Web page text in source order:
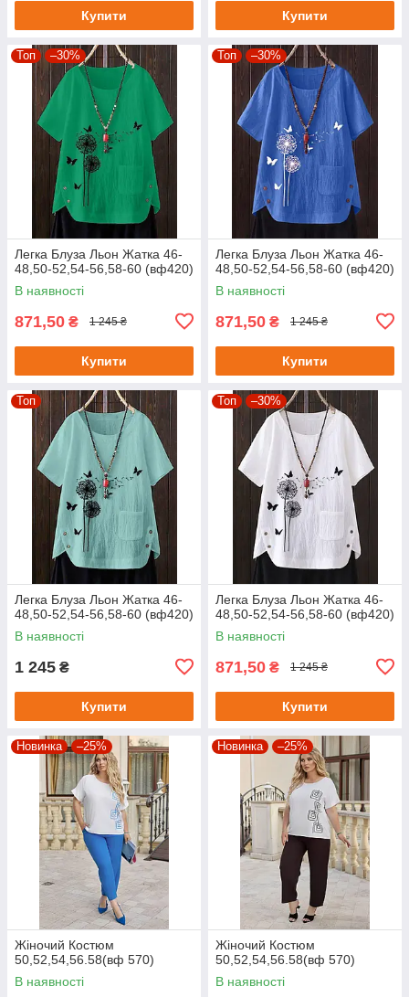
Купити Купити
Топ –30%
Легка Блуза Льон Жатка 46-
48,50-52,54-56,58-60 (вф420)
В наявності
871,50 ₴ 1 245 ₴
Купити
Топ –30%
Легка Блуза Льон Жатка 46-
48,50-52,54-56,58-60 (вф420)
В наявності
871,50 ₴ 1 245 ₴
Купити
Топ
Легка Блуза Льон Жатка 46-
48,50-52,54-56,58-60 (вф420)
В наявності
1 245 ₴
Купити
Топ –30%
Легка Блуза Льон Жатка 46-
48,50-52,54-56,58-60 (вф420)
В наявності
871,50 ₴ 1 245 ₴
Купити
Новинка –25%
Жіночий Костюм
50,52,54,56.58(вф 570)
В наявності
Новинка –25%
Жіночий Костюм
50,52,54,56.58(вф 570)
В наявності